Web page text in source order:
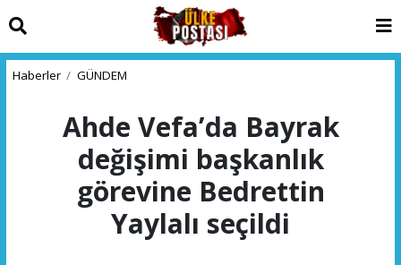
Haberler GÜNDEM
Ahde Vefa’da Bayrak
değişimi başkanlık
görevine Bedrettin
Yaylalı seçildi